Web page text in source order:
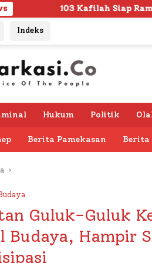
Ramaikan MTQ KORPRI
Indeks
Hukum Politik
Berita Pamekasan Berita
Guluk-Guluk
Budaya, Hampir